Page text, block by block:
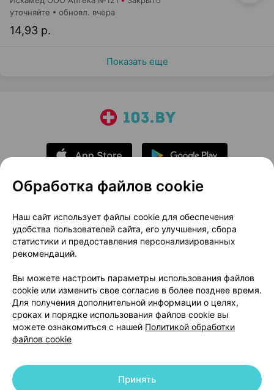
14,93 р.
уточняйте обновл. вчера
Показать еще
О проекте
Новости проекта
Размещение рекламы
Медицинский маркетинг
Публичный договор
Доставка
Способы оплаты
Вакансии
Партнеры
Написать руководителю 103.by
Написать в поддержку
Персональные настройки Cookie
Обработка файлов cookie
Наш сайт использует файлы cookie для обеспечения
удобства пользователей сайта, его улучшения, сбора
статистики и предоставления персонализированных
рекомендаций.
Вы можете настроить параметры использования файлов
cookie или изменить свое согласие в более позднее время.
Для получения дополнительной информации о целях,
сроках и порядке использования файлов cookie вы
можете ознакомиться с нашей Политикой обработки
файлов cookie
Принять